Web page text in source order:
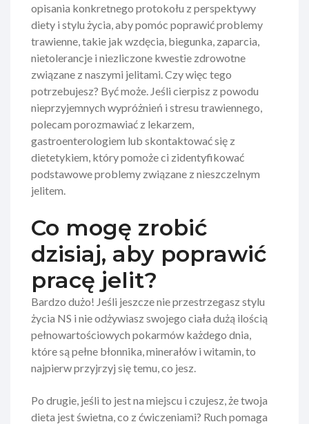
opisania konkretnego protokołu z perspektywy
diety i stylu życia, aby pomóc poprawić problemy
trawienne, takie jak wzdęcia, biegunka, zaparcia,
nietolerancje i niezliczone kwestie zdrowotne
związane z naszymi jelitami. Czy więc tego
potrzebujesz? Być może. Jeśli cierpisz z powodu
nieprzyjemnych wypróżnień i stresu trawiennego,
polecam porozmawiać z lekarzem,
gastroenterologiem lub skontaktować się z
dietetykiem, który pomoże ci zidentyfikować
podstawowe problemy związane z nieszczelnym
jelitem.
Co mogę zrobić
dzisiaj, aby poprawić
pracę jelit?
Bardzo dużo! Jeśli jeszcze nie przestrzegasz stylu
życia NS i nie odżywiasz swojego ciała dużą ilością
pełnowartościowych pokarmów każdego dnia,
które są pełne błonnika, minerałów i witamin, to
najpierw przyjrzyj się temu, co jesz.
Po drugie, jeśli to jest na miejscu i czujesz, że twoja
dieta jest świetna, co z ćwiczeniami? Ruch pomaga